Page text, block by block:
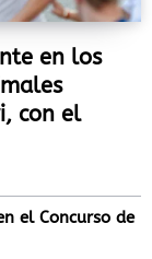
en los
con el
el Concurso de